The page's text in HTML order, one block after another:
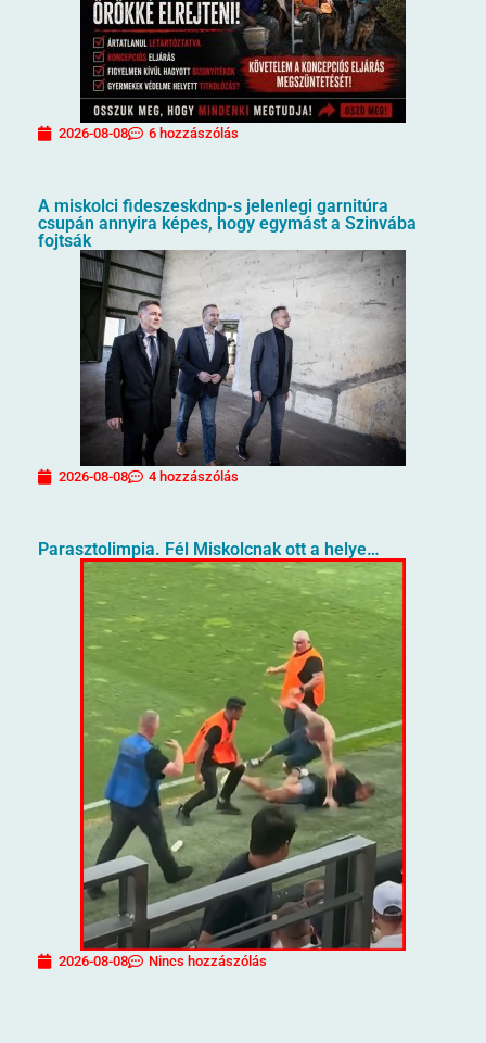
2026-08-08 6 hozzászólás
A miskolci fideszeskdnp-s jelenlegi garnitúra
csupán annyira képes, hogy egymást a Szinvába
fojtsák
2026-08-08 4 hozzászólás
Parasztolimpia. Fél Miskolcnak ott a helye…
2026-08-08 Nincs hozzászólás